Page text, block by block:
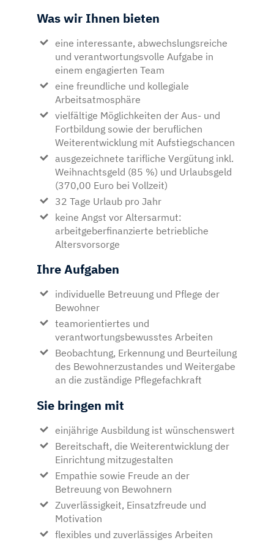
Was wir Ihnen bieten
eine interessante, abwechslungsreiche
und verantwortungsvolle Aufgabe in
einem engagierten Team
eine freundliche und kollegiale
Arbeitsatmosphäre
vielfältige Möglichkeiten der Aus- und
Fortbildung sowie der beruflichen
Weiterentwicklung mit Aufstiegschancen
ausgezeichnete tarifliche Vergütung inkl.
Weihnachtsgeld (85 %) und Urlaubsgeld
(370,00 Euro bei Vollzeit)
32 Tage Urlaub pro Jahr
keine Angst vor Altersarmut:
arbeitgeberfinanzierte betriebliche
Altersvorsorge
Ihre Aufgaben
individuelle Betreuung und Pflege der
Bewohner
teamorientiertes und
verantwortungsbewusstes Arbeiten
Beobachtung, Erkennung und Beurteilung
des Bewohnerzustandes und Weitergabe
an die zuständige Pflegefachkraft
Sie bringen mit
einjährige Ausbildung ist wünschenswert
Bereitschaft, die Weiterentwicklung der
Einrichtung mitzugestalten
Empathie sowie Freude an der
Betreuung von Bewohnern
Zuverlässigkeit, Einsatzfreude und
Motivation
flexibles und zuverlässiges Arbeiten